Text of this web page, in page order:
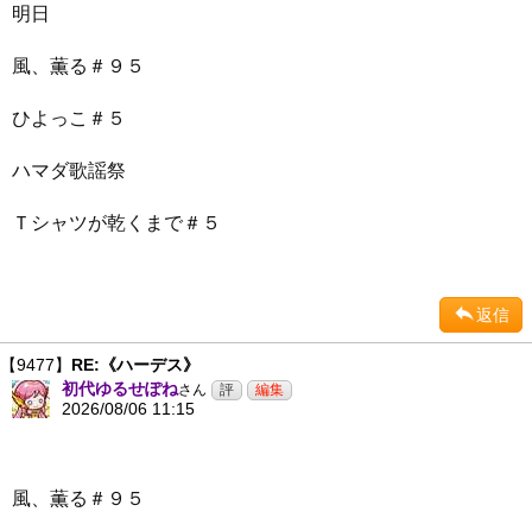
明日
風、薫る＃９５
ひよっこ＃５
ハマダ歌謡祭
Ｔシャツが乾くまで＃５
返信
【9477】 RE:《ハーデス》
初代ゆるせぽねさん
2026/08/06 11:15
風、薫る＃９５